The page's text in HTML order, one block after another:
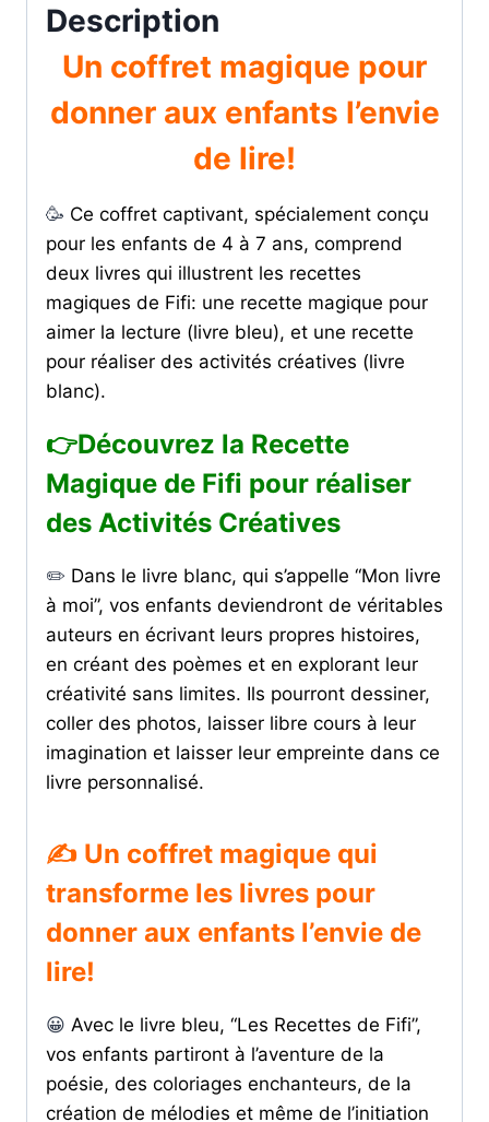
Description
Un coffret magique pour
donner aux enfants l’envie
de lire!
🥳 Ce coffret captivant, spécialement conçu
pour les enfants de 4 à 7 ans, comprend
deux livres qui illustrent les recettes
magiques de Fifi: une recette magique pour
aimer la lecture (livre bleu), et une recette
pour réaliser des activités créatives (livre
blanc).
👉Découvrez la Recette
Magique de Fifi pour réaliser
des Activités Créatives
✏️ Dans le livre blanc, qui s’appelle “Mon livre
à moi”, vos enfants deviendront de véritables
auteurs en écrivant leurs propres histoires,
en créant des poèmes et en explorant leur
créativité sans limites. Ils pourront dessiner,
coller des photos, laisser libre cours à leur
imagination et laisser leur empreinte dans ce
livre personnalisé.
✍️ Un coffret magique qui
transforme les livres pour
donner aux enfants l’envie de
lire!
😀 Avec le livre bleu, “Les Recettes de Fifi”,
vos enfants partiront à l’aventure de la
poésie, des coloriages enchanteurs, de la
création de mélodies et même de l’initiation